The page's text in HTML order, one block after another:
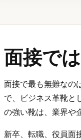
面接で
面接で最も無難なの
で、ビジネス革靴と
の強い靴は、業界や
新卒、転職、役員面